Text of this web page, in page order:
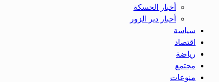
أخبار الحسكة
أحبار دير الزور
سياسة
اقتصاد
رياضة
مجتمع
منوعات